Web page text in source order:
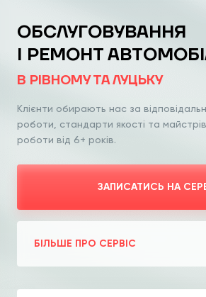
ОБСЛУГОВУВАННЯ
І РЕМОНТ
В РІВНОМУ ТА ЛУЦЬКУ
Клієнти обирають нас за
роботи, стандарти якості та
роботи від 6+ років.
ЗАПИСАТИСЬ НА
БІЛЬШЕ ПРО СЕРВІС